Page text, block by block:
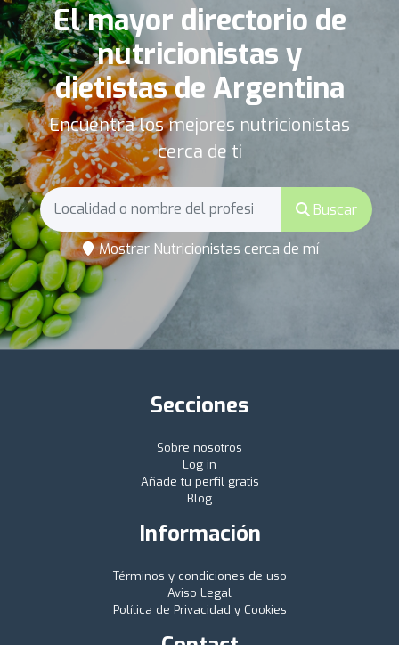
El mayor directorio de
nutricionistas y
dietistas de Argentina
Encuentra los mejores nutricionistas
cerca de ti
Buscar
Mostrar Nutricionistas cerca de mí
Secciones
Sobre nosotros
Log in
Añade tu perfil gratis
Blog
Información
Términos y condiciones de uso
Aviso Legal
Política de Privacidad y Cookies